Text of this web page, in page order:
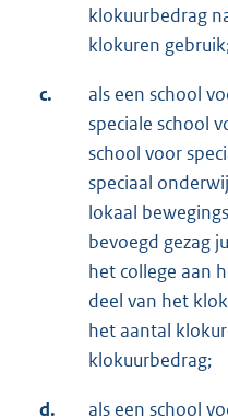
klokuurbedrag
klokuren
c.
als een school
speciale school
school voor
speciaal
lokaal
bevoegd gezag
het college aan
deel van het
het aantal
klokuurbedrag;
d. als een school